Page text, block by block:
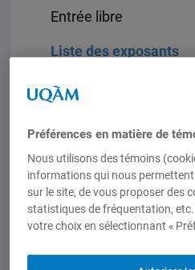
Entrée libre
Liste des exposants
13h30 – 14h30
Atelier « La force
J-2805 (Salle des
Judith-Jasmin
Animation par
présidente de
Montréal
Préférences en matière de
Nous utilisons des témoins
informations qui nous permettent
sur le site, de vous proposer des
statistiques de fréquentation,
votre choix en sélectionnant «